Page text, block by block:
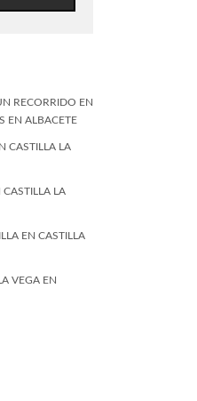
RECORRIDO EN
EN ALBACETE
CASTILLA LA
LA
EN CASTILLA
VEGA EN